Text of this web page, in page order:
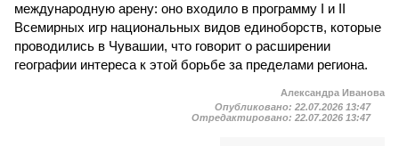
международную арену: оно входило в программу I и II
Всемирных игр национальных видов единоборств, которые
проводились в Чувашии, что говорит о расширении
географии интереса к этой борьбе за пределами региона.
Александра Иванова
Опубликовано: 22.07.2026 13:47
Отредактировано: 22.07.2026 13:47